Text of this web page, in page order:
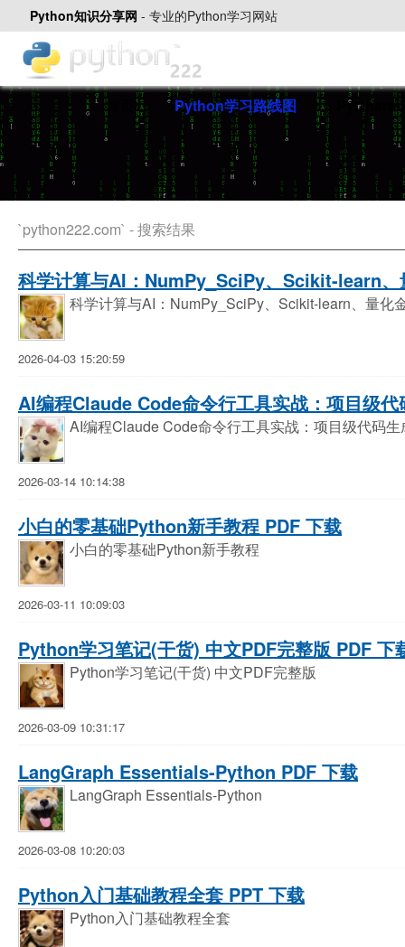
Python知识分享网 - 专业的Python学习网站
首页 Python学习路线图
`python222.com` - 搜索结果
科学计算与AI：NumPy_SciPy、Scikit-learn、
科学计算与AI：NumPy_SciPy、Scikit-learn、量化
2026-04-03 15:20:59
AI编程Claude Code命令行工具实战：项目级
AI编程Claude Code命令行工具实战：项目级代码
2026-03-14 10:14:38
小白的零基础Python新手教程 PDF 下载
小白的零基础Python新手教程
2026-03-11 10:09:03
Python学习笔记(干货) 中文PDF完整版 PDF 下
Python学习笔记(干货) 中文PDF完整版
2026-03-09 10:31:17
LangGraph Essentials-Python PDF 下载
LangGraph Essentials-Python
2026-03-08 10:20:03
Python入门基础教程全套 PPT 下载
Python入门基础教程全套